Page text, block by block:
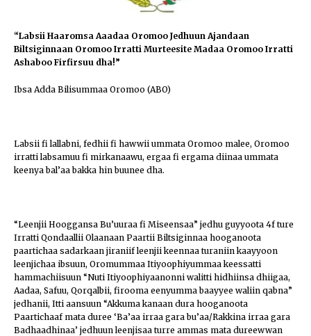
“Labsii Haaromsa Aaadaa Oromoo Jedhuun Ajandaan
Biltsiginnaan Oromoo Irratti Murteesite Madaa Oromoo Irratti
Ashaboo Firfirsuu dha!”
Ibsa Adda Bilisummaa Oromoo (ABO)
Labsii fi lallabni, fedhii fi hawwii ummata Oromoo malee, Oromoo
irratti labsamuu fi mirkanaawu, ergaa fi ergama diinaa ummata
keenya bal’aa bakka hin buunee dha.
“Leenjii Hooggansa Bu’uuraa fi Miseensaa” jedhu guyyoota 4f ture
Irratti Qondaallii Olaanaan Paartii Biltsiginnaa hooganoota
paartichaa sadarkaan jiraniif leenjii keennaa turaniin kaayyoon
leenjichaa ibsuun, Oromummaa Itiyoophiyummaa keessatti
hammachiisuun “Nuti Itiyoophiyaanonni walitti hidhiinsa dhiigaa,
Aadaa, Safuu, Qorqalbii, firooma eenyumma baayyee waliin qabna”
jedhanii, Itti aansuun “Akkuma kanaan dura hooganoota
Paartichaaf mata duree ‘Ba’aa irraa gara bu’aa/Rakkina irraa gara
Badhaadhinaa’ jedhuun leenjisaa turre ammas mata dureewwan